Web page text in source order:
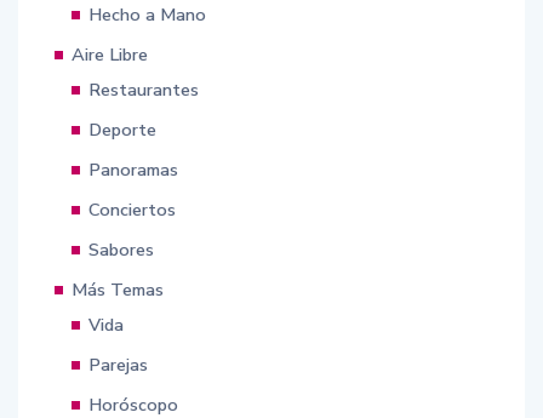
Hecho a Mano
Aire Libre
Restaurantes
Deporte
Panoramas
Conciertos
Sabores
Más Temas
Vida
Parejas
Horóscopo